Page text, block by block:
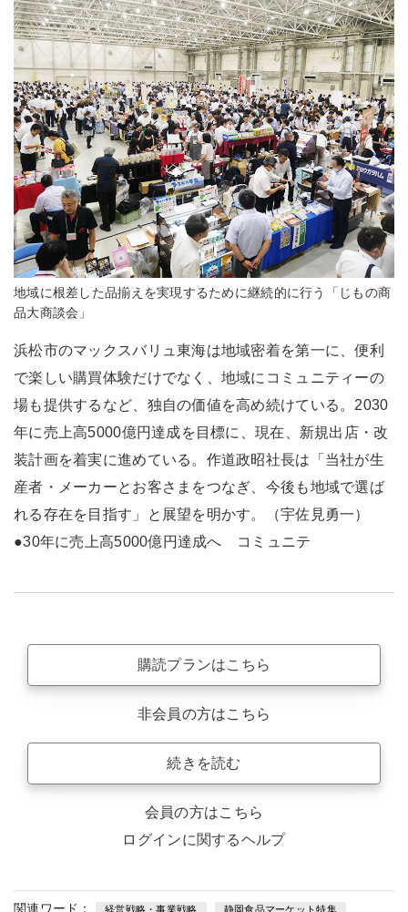
地域に根差した品揃えを実現するために継続的に行う「じもの商
品大商談会」
浜松市のマックスバリュ東海は地域密着を第一に、便利
で楽しい購買体験だけでなく、地域にコミュニティーの
場も提供するなど、独自の価値を高め続けている。2030
年に売上高5000億円達成を目標に、現在、新規出店・改
装計画を着実に進めている。作道政昭社長は「当社が生
産者・メーカーとお客さまをつなぎ、今後も地域で選ば
れる存在を目指す」と展望を明かす。（宇佐見勇一）
●30年に売上高5000億円達成へ コミュニテ
購読プランはこちら
非会員の方はこちら
続きを読む
会員の方はこちら
ログインに関するヘルプ
関連ワード： 経営戦略・事業戦略 静岡食品マーケット特集